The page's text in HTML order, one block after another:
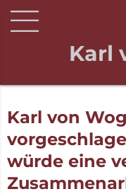
Karl
Karl von
würde eine